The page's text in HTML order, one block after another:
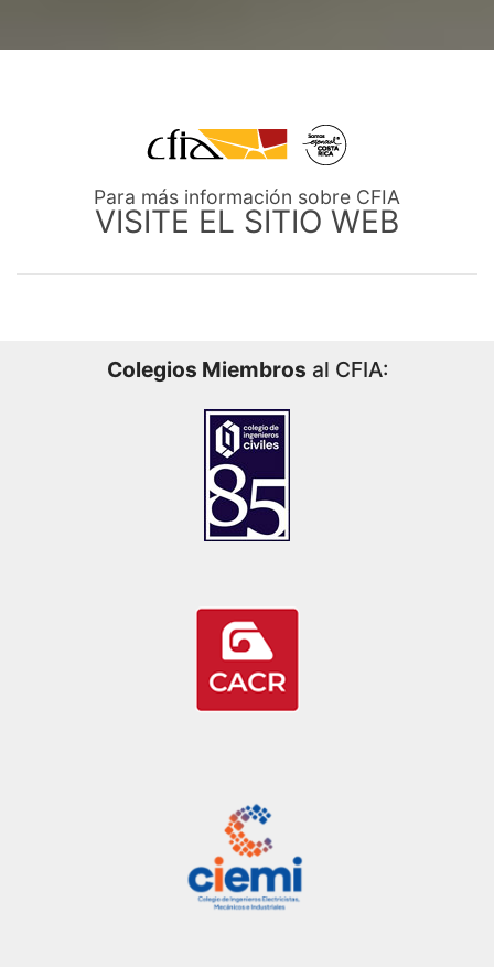
Para más información sobre CFIA
VISITE EL SITIO WEB
Colegios Miembros al CFIA: